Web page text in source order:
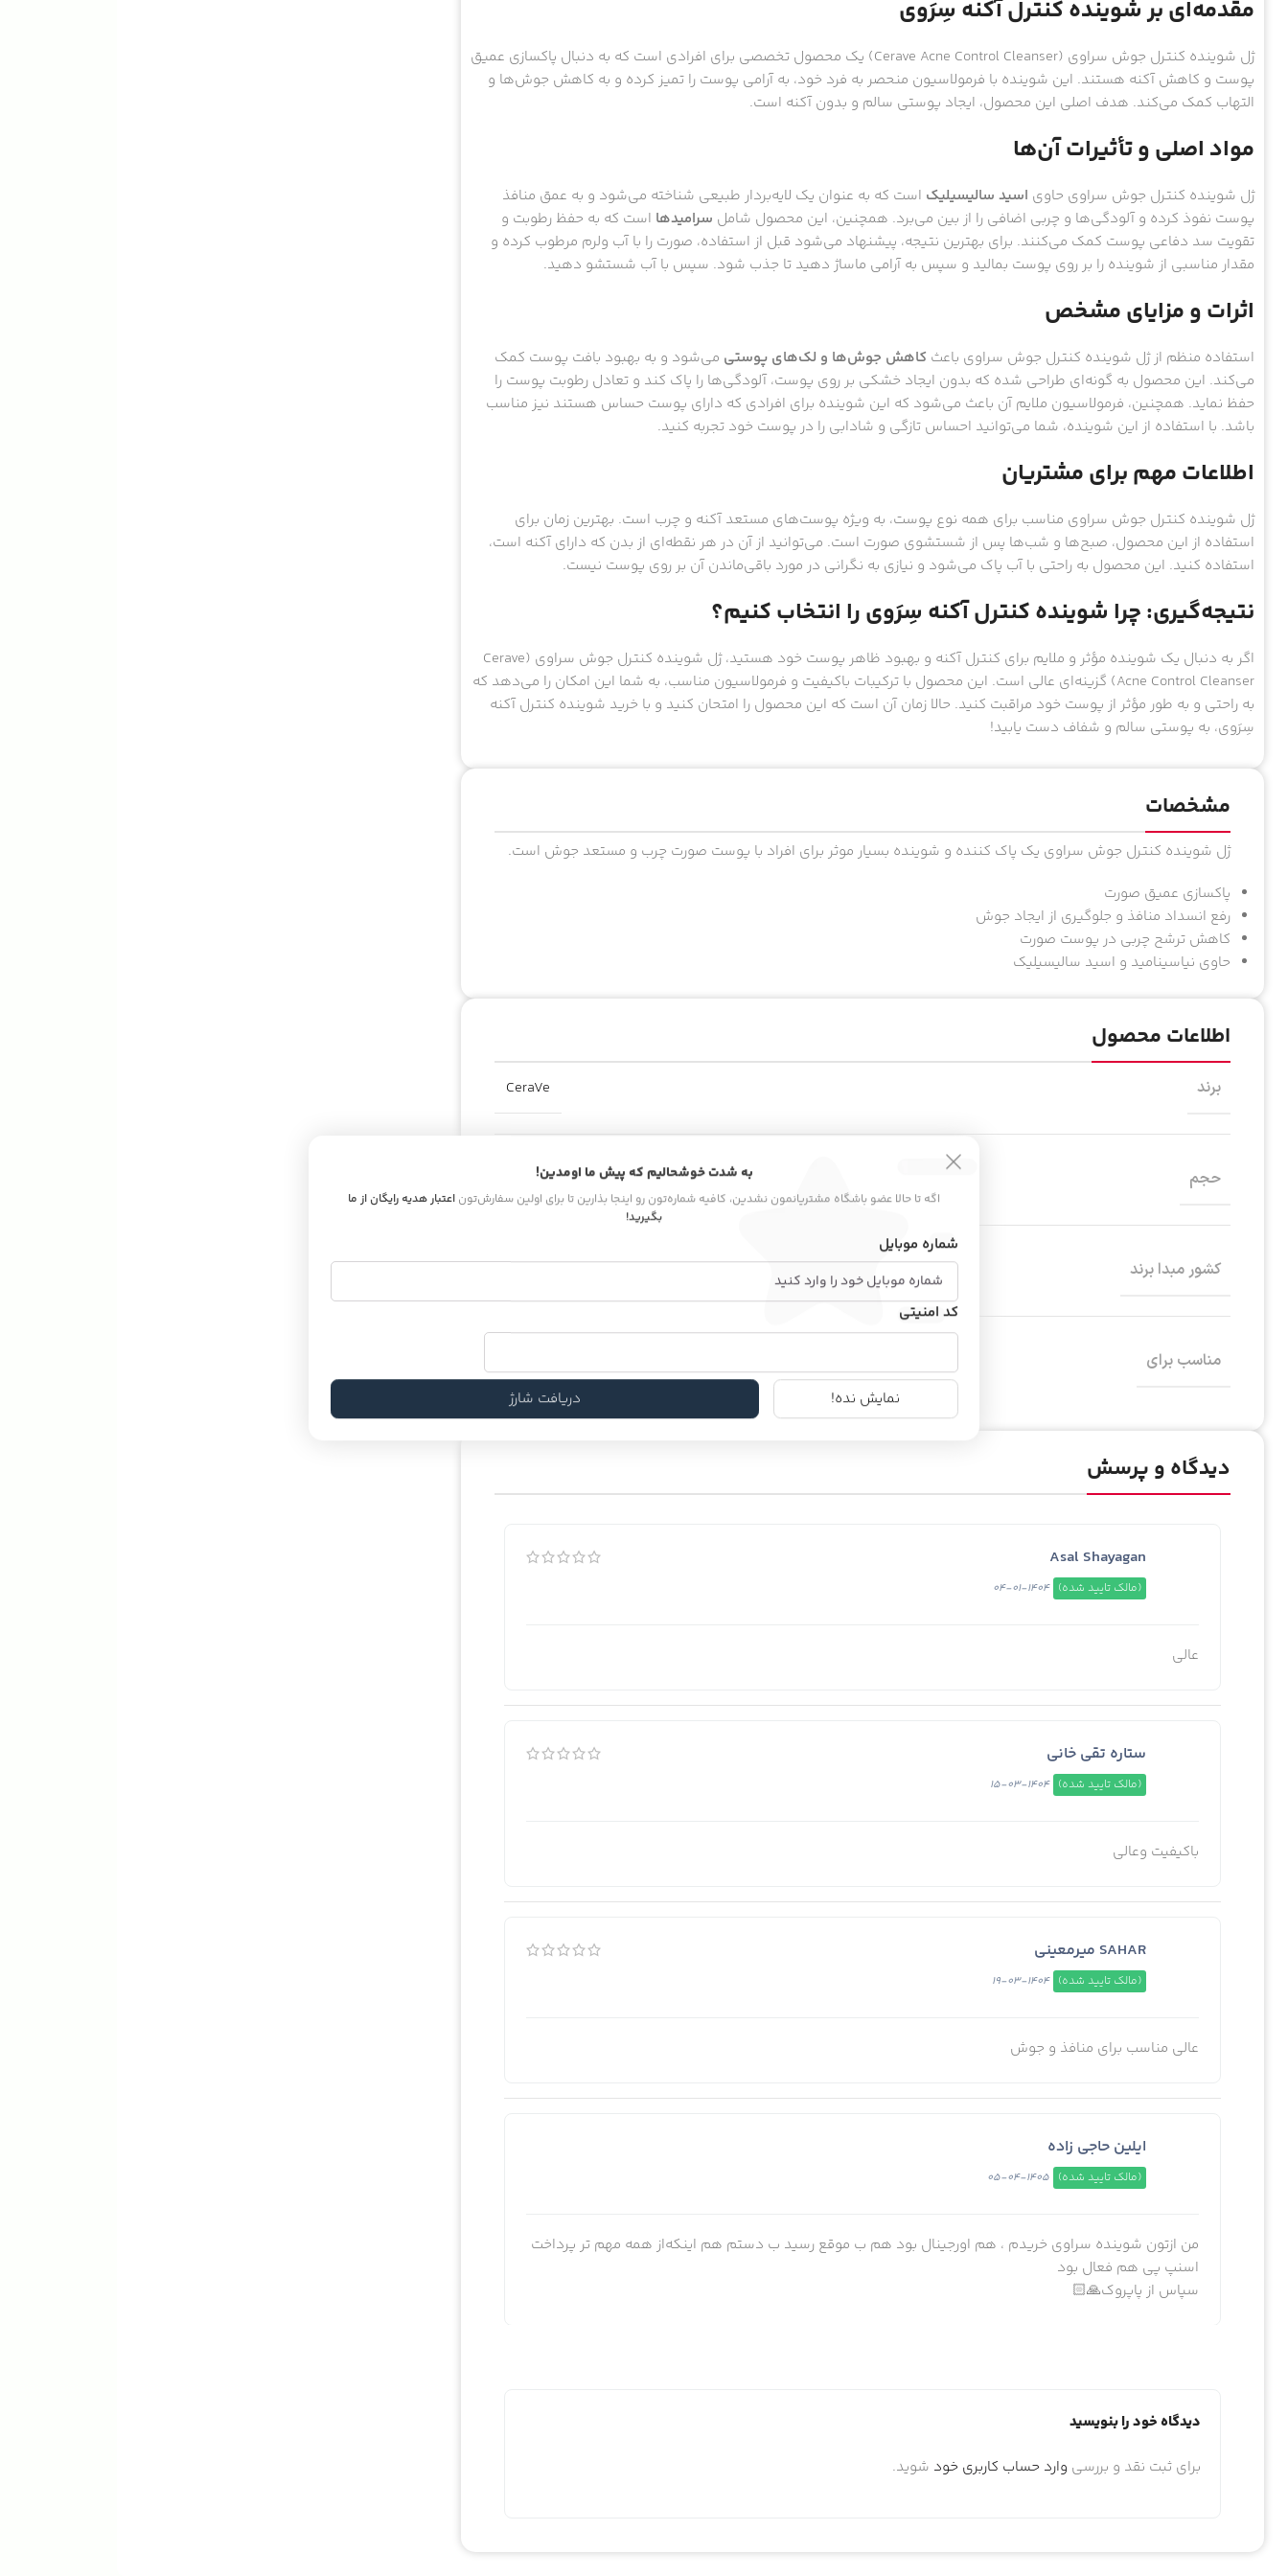
مقدمه‌ای بر شوینده کنترل آکنه سِرَوی
ژل شوینده کنترل جوش سراوی (Cerave Acne Control Cleanser) یک محصول تخصصی برای افرادی است که به دنبال پاکسازی عمیق
پوست و کاهش آکنه هستند. این شوینده با فرمولاسیون منحصر به فرد خود، به آرامی پوست را تمیز کرده و به کاهش جوش‌ها و
التهاب کمک می‌کند. هدف اصلی این محصول، ایجاد پوستی سالم و بدون آکنه است.
مواد اصلی و تأثیرات آن‌ها
ژل شوینده کنترل جوش سراوی حاوی اسید سالیسیلیک است که به عنوان یک لایه‌بردار طبیعی شناخته می‌شود و به عمق منافذ
پوست نفوذ کرده و آلودگی‌ها و چربی اضافی را از بین می‌برد. همچنین، این محصول شامل سرامیدها است که به حفظ رطوبت و
تقویت سد دفاعی پوست کمک می‌کنند. برای بهترین نتیجه، پیشنهاد می‌شود قبل از استفاده، صورت را با آب ولرم مرطوب کرده و
مقدار مناسبی از شوینده را بر روی پوست بمالید و سپس به آرامی ماساژ دهید تا جذب شود. سپس با آب شستشو دهید.
اثرات و مزایای مشخص
استفاده منظم از ژل شوینده کنترل جوش سراوی باعث کاهش جوش‌ها و لک‌های پوستی می‌شود و به بهبود بافت پوست کمک
می‌کند. این محصول به گونه‌ای طراحی شده که بدون ایجاد خشکی بر روی پوست، آلودگی‌ها را پاک کند و تعادل رطوبت پوست را
حفظ نماید. همچنین، فرمولاسیون ملایم آن باعث می‌شود که این شوینده برای افرادی که دارای پوست حساس هستند نیز مناسب
باشد. با استفاده از این شوینده، شما می‌توانید احساس تازگی و شادابی را در پوست خود تجربه کنید.
اطلاعات مهم برای مشتریان
ژل شوینده کنترل جوش سراوی مناسب برای همه نوع پوست، به ویژه پوست‌های مستعد آکنه و چرب است. بهترین زمان برای
استفاده از این محصول، صبح‌ها و شب‌ها پس از شستشوی صورت است. می‌توانید از آن در هر نقطه‌ای از بدن که دارای آکنه است،
استفاده کنید. این محصول به راحتی با آب پاک می‌شود و نیازی به نگرانی در مورد باقی‌ماندن آن بر روی پوست نیست.
نتیجه‌گیری: چرا شوینده کنترل آکنه سِرَوی را انتخاب کنیم؟
اگر به دنبال یک شوینده مؤثر و ملایم برای کنترل آکنه و بهبود ظاهر پوست خود هستید، ژل شوینده کنترل جوش سراوی (Cerave
Acne Control Cleanser) گزینه‌ای عالی است. این محصول با ترکیبات باکیفیت و فرمولاسیون مناسب، به شما این امکان را می‌دهد که
به راحتی و به طور مؤثر از پوست خود مراقبت کنید. حالا زمان آن است که این محصول را امتحان کنید و با خرید شوینده کنترل آکنه
سِرَوی، به پوستی سالم و شفاف دست یابید!
مشخصات
ژل شوینده کنترل جوش سراوی یک پاک کننده و شوینده بسیار موثر برای افراد با پوست صورت چرب و مستعد جوش است.
پاکسازی عمیق صورت
رفع انسداد منافذ و جلوگیری از ایجاد جوش
کاهش ترشح چربی در پوست صورت
حاوی نیاسینامید و اسید سالیسیلیک
اطلاعات محصول
برند CeraVe
حجم ۲۳۷ میلی لیتر
کشور مبدا برند
مناسب برای
دیدگاه و پرسش
Asal Shayagan
(مالک تایید شده) 1404-01-04
عالی
ستاره تقی خانی
(مالک تایید شده) 1404-03-15
باكيفيت وعالي
SAHAR میرمعینی
(مالک تایید شده) 1404-03-19
عالی مناسب برای منافذ و جوش
ایلین حاجی زاده
(مالک تایید شده) 1405-04-05
من ازتون شوینده سراوی خریدم ، هم اورجینال بود هم ب موقع رسید ب دستم هم اینکه‌از همه مهم تر پرداخت
اسنپ پی هم فعال بود
سپاس از پاپروک🙏🏻
دیدگاه خود را بنویسید
برای ثبت نقد و بررسی وارد حساب کاربری خود شوید.
به شدت خوشحالیم که پیش ما اومدین!
اگه تا حالا عضو باشگاه مشتریانمون نشدین، کافیه شماره‌تون رو اینجا بذارین تا برای اولین سفارش‌تون اعتبار هدیه رایگان از ما
بگیرید!
شماره موبایل
کد امنیتی
نمایش نده! دریافت شارژ